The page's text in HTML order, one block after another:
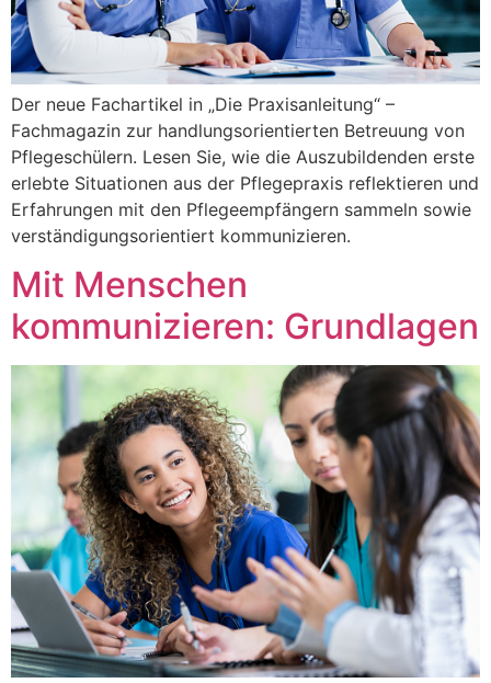
Der neue Fachartikel in „Die Praxisanleitung“ –
Fachmagazin zur handlungsorientierten Betreuung von
Pflegeschülern. Lesen Sie, wie die Auszubildenden erste
erlebte Situationen aus der Pflegepraxis reflektieren und
Erfahrungen mit den Pflegeempfängern sammeln sowie
verständigungsorientiert kommunizieren.
Mit Menschen
kommunizieren: Grundlagen